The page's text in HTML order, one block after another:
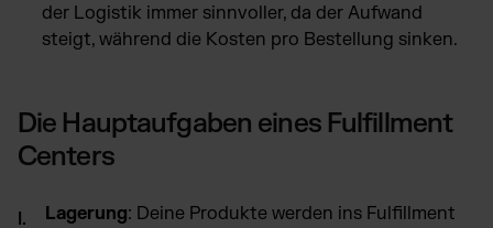
der Logistik immer sinnvoller, da der Aufwand
steigt, während die Kosten pro Bestellung sinken.
Die Hauptaufgaben eines Fulfillment
Centers
Lagerung: Deine Produkte werden ins Fulfillment